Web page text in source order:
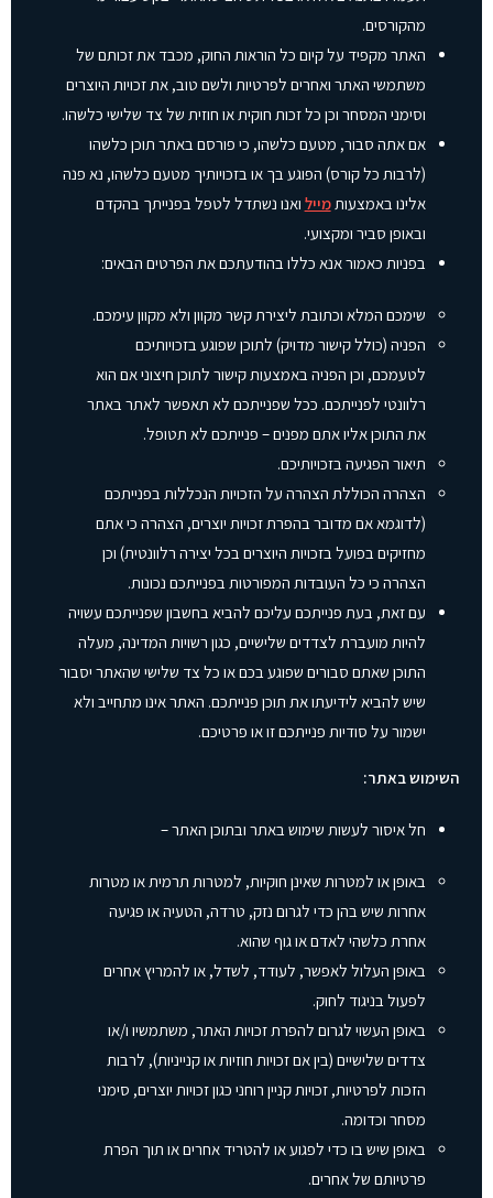
מהקורסים.
האתר מקפיד על קיום כל הוראות החוק, מכבד את זכותם של
משתמשי האתר ואחרים לפרטיות ולשם טוב, את זכויות היוצרים
וסימני המסחר וכן כל זכות חוקית או חוזית של צד שלישי כלשהו.
אם אתה סבור, מטעם כלשהו, כי פורסם באתר תוכן כלשהו
(לרבות כל קורס) הפוגע בך או בזכויותיך מטעם כלשהו, נא פנה
אלינו באמצעותמייל ואנו נשתדל לטפל בפנייתך בהקדם
ובאופן סביר ומקצועי.
בפניות כאמור אנא כללו בהודעתכם את הפרטים הבאים:
שימכם המלא וכתובת ליצירת קשר מקוון ולא מקוון עימכם.
הפניה (כולל קישור מדויק) לתוכן שפוגע בזכויותיכם
לטעמכם, וכן הפניה באמצעות קישור לתוכן חיצוני אם הוא
רלוונטי לפנייתכם. ככל שפנייתכם לא תאפשר לאתר באתר
את התוכן אליו אתם מפנים – פנייתכם לא תטופל.
תיאור הפגיעה בזכויותיכם.
הצהרה הכוללת הצהרה על הזכויות הנכללות בפנייתכם
(לדוגמא אם מדובר בהפרת זכויות יוצרים, הצהרה כי אתם
מחזיקים בפועל בזכויות היוצרים בכל יצירה רלוונטית) וכן
הצהרה כי כל העובדות המפורטות בפנייתכם נכונות.
עם זאת, בעת פנייתכם עליכם להביא בחשבון שפנייתכם עשויה
להיות מועברת לצדדים שלישיים, כגון רשויות המדינה, מעלה
התוכן שאתם סבורים שפוגע בכם או כל צד שלישי שהאתר יסבור
שיש להביא לידיעתו את תוכן פנייתכם. האתר אינו מתחייב ולא
ישמור על סודיות פנייתכם זו או פרטיכם.
השימוש באתר:
חל איסור לעשות שימוש באתר ובתוכן האתר –
באופן או למטרות שאינן חוקיות, למטרות תרמית או מטרות
אחרות שיש בהן כדי לגרום נזק, טרדה, הטעיה או פגיעה
אחרת כלשהי לאדם או גוף שהוא.
באופן העלול לאפשר, לעודד, לשדל, או להמריץ אחרים
לפעול בניגוד לחוק.
באופן העשוי לגרום להפרת זכויות האתר, משתמשיו ו/או
צדדים שלישיים (בין אם זכויות חוזיות או קנייניות), לרבות
הזכות לפרטיות, זכויות קניין רוחני כגון זכויות יוצרים, סימני
מסחר וכדומה.
באופן שיש בו כדי לפגוע או להטריד אחרים או תוך הפרת
פרטיותם של אחרים.